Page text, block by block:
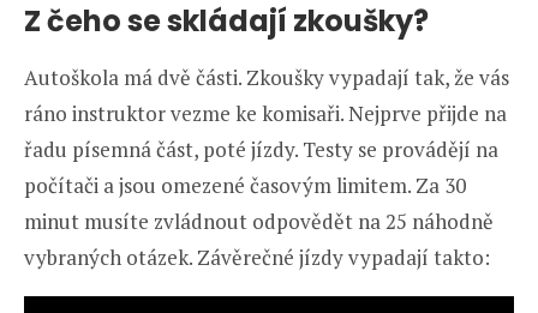
Z čeho se skládají zkoušky?
Autoškola má dvě části. Zkoušky vypadají tak, že vás
ráno instruktor vezme ke komisaři. Nejprve přijde na
řadu písemná část, poté jízdy. Testy se provádějí na
počítači a jsou omezené časovým limitem. Za 30
minut musíte zvládnout odpovědět na 25 náhodně
vybraných otázek. Závěrečné jízdy vypadají takto: